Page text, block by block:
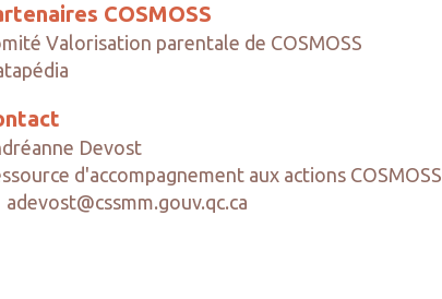
COSMOSS
Valorisation parentale de COSMOSS
Devost
d'accompagnement aux actions COSMOSS
adevost@cssmm.gouv.qc.ca